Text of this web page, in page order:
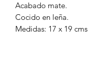
Acabado mate.
Cocido en leña.
Medidas: 17 x 19 cms